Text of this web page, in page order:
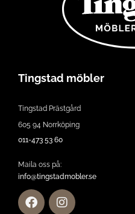
Tingstad möbler
Tingstad Prästgård
605 94 Norrköping
011-473 53 60
Maila oss på:
info@tingstadmobler.se